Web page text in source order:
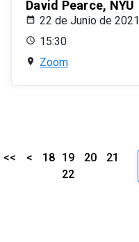
David Pearce, NYU
22 de Junio de 2021
15:30
Zoom
<< < 18 19 20
21
22